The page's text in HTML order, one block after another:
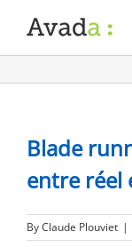
Blade
entre réel
ByClaude Plouviet |